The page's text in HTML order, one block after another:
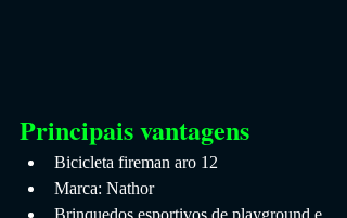
Principais vantagens
Bicicleta fireman aro 12
Marca: Nathor
Brinquedos esportivos de playground e